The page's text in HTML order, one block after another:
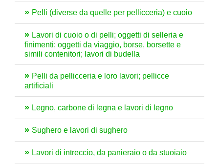
Pelli (diverse da quelle per pellicceria) e cuoio
Lavori di cuoio o di pelli; oggetti di selleria e
finimenti; oggetti da viaggio, borse, borsette e
simili contenitori; lavori di budella
Pelli da pellicceria e loro lavori; pellicce
artificiali
Legno, carbone di legna e lavori di legno
Sughero e lavori di sughero
Lavori di intreccio, da panieraio o da stuoiaio